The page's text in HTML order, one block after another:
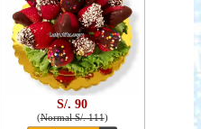
S/. 90
(Normal S/. 111)